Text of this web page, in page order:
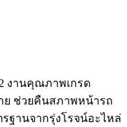
งานคุณภาพเกรด
ย ช่วยคืนสภาพหน้ารถ
ฐานจากรุ่งโรจน์อะไหล่